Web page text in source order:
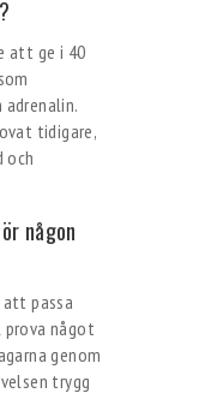
att ge i 40
tidigare,
och
någon
passa
prova något
genom
trygg